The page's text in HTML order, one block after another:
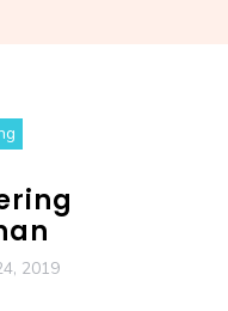
2019